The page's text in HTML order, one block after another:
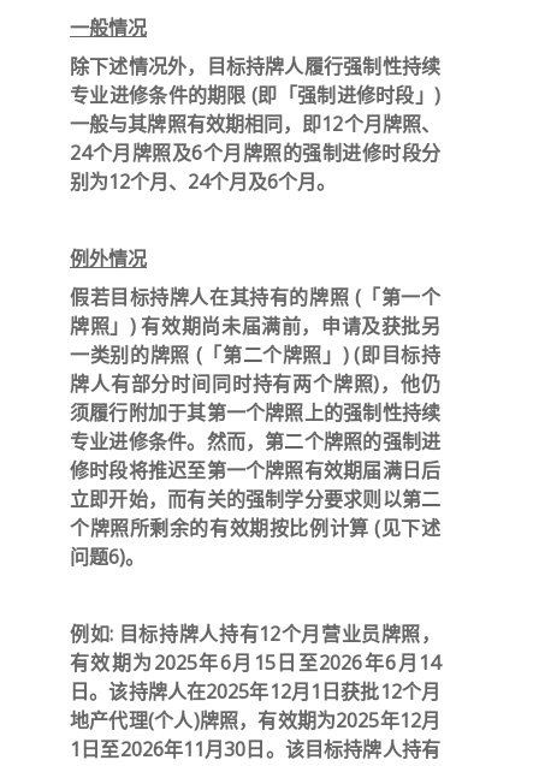
一般情况
除下述情况外，目标持牌人履行强制性持续
专业进修条件的期限 (即「强制进修时段」)
一般与其牌照有效期相同，即12个月牌照、
24个月牌照及6个月牌照的强制进修时段分
别为12个月、24个月及6个月。
例外情况
假若目标持牌人在其持有的牌照 (「第一个
牌照」) 有效期尚未届满前，申请及获批另
一类别的牌照 (「第二个牌照」) (即目标持
牌人有部分时间同时持有两个牌照)，他仍
须履行附加于其第一个牌照上的强制性持续
专业进修条件。然而，第二个牌照的强制进
修时段将推迟至第一个牌照有效期届满日后
立即开始，而有关的强制学分要求则以第二
个牌照所剩余的有效期按比例计算 (见下述
问题6)。
例如: 目标持牌人持有12个月营业员牌照，
有效期为2025年6月15日至2026年6月14
日。该持牌人在2025年12月1日获批12个月
地产代理(个人)牌照，有效期为2025年12月
1日至2026年11月30日。该目标持牌人持有